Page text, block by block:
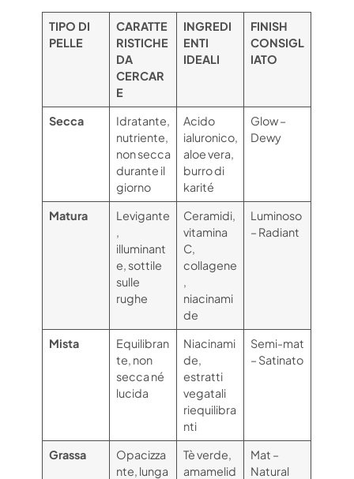
TIPO DI
PELLE
CARATTE
RISTICHE
DA
CERCAR
E
INGREDI
ENTI
IDEALI
FINISH
CONSIGL
IATO
Secca
Idratante,
nutriente,
non secca
durante il
giorno
Acido
ialuronico,
aloe vera,
burro di
karité
Glow –
Dewy
Matura
Levigante
,
illuminant
e, sottile
sulle
rughe
Ceramidi,
vitamina
C,
collagene
,
niacinami
de
Luminoso
– Radiant
Mista
Equilibran
te, non
secca né
lucida
Niacinami
de,
estratti
vegatali
riequilibra
nti
Semi-mat
– Satinato
Grassa
Opacizza
nte, lunga
Tè verde,
amamelid
Mat –
Natural